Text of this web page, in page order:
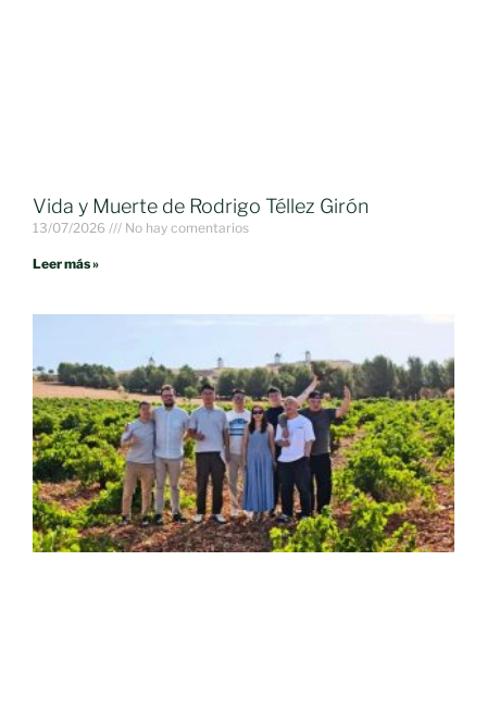
Vida y Muerte de Rodrigo Téllez Girón
13/07/2026 No hay comentarios
Leer más »